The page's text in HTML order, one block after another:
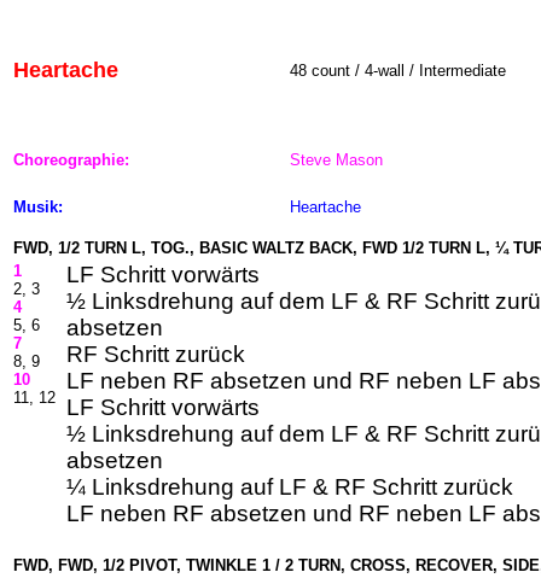
Heartache 48 count / 4-wall / Intermediate
Choreographie: Steve Mason
Musik: Heartache
FWD, 1/2 TURN L, TOG., BASIC WALTZ BACK, FWD 1/2 TURN L, ¼
1
2, 3
4
5, 6
7
8, 9
10
11, 12
LF Schritt vorwärts
½ Linksdrehung auf dem LF & RF Schritt
absetzen
RF Schritt zurück
LF neben RF absetzen und RF neben LF
LF Schritt vorwärts
½ Linksdrehung auf dem LF & RF Schritt
absetzen
¼ Linksdrehung auf LF & RF Schritt zurück
LF neben RF absetzen und RF neben LF
FWD, FWD, 1/2 PIVOT, TWINKLE 1 / 2 TURN, CROSS, RECOVER,